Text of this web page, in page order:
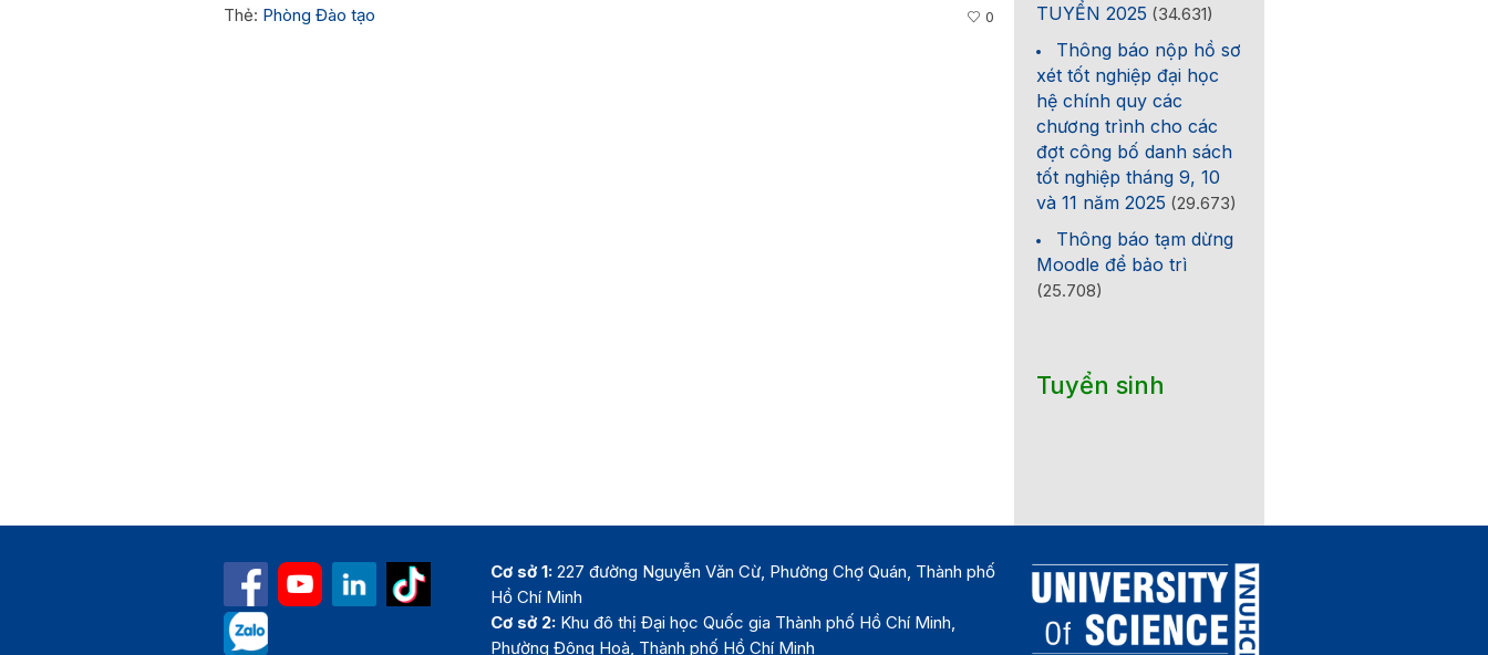
Thẻ: Phòng Đào tạo 0
TUYỂN 2025 (34.631)
Thông báo nộp hồ sơ
xét tốt nghiệp đại học
hệ chính quy các
chương trình cho các
đợt công bố danh sách
tốt nghiệp tháng 9, 10
và 11 năm 2025 (29.673)
Thông báo tạm dừng
Moodle để bảo trì
(25.708)
Tuyển sinh
Cơ sở 1: 227 đường Nguyễn Văn Cừ, Phường Chợ Quán, Thành phố
Hồ Chí Minh
Cơ sở 2: Khu đô thị Đại học Quốc gia Thành phố Hồ Chí Minh,
Phường Đông Hoà, Thành phố Hồ Chí Minh